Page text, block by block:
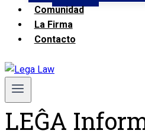
Comunidad
La Firma
Contacto
LEĜA